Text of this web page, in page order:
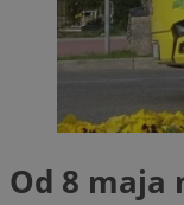
Od 8 maja